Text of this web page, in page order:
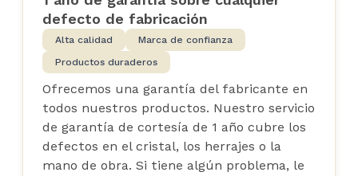
defecto de fabricación
Alta calidad
Marca de confianza
Productos duraderos
Ofrecemos una garantía del fabricante en
todos nuestros productos. Nuestro servicio
de garantía de cortesía de 1 año cubre los
defectos en el cristal, los herrajes o la
mano de obra. Si tiene algún problema, le